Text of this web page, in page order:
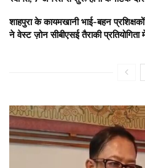
शाहपुरा के कायमखानी भाई-बहन
ने वेस्ट ज़ोन सीबीएसई तैराकी